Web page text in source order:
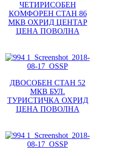
ЧЕТИРИСОБЕН
КОМФОРЕН СТАН 86
МКВ ОХРИД ЦЕНТАР
ЦЕНА ПОВОЛНА
ДВОСОБЕН СТАН 52
МКВ БУЛ.
ТУРИСТИЧКА ОХРИД
ЦЕНА ПОВОЛНА